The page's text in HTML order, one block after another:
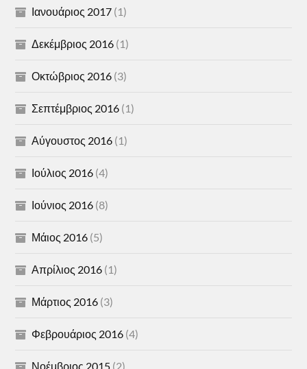
Ιανουάριος 2017 (1)
Δεκέμβριος 2016 (1)
Οκτώβριος 2016 (3)
Σεπτέμβριος 2016 (1)
Αύγουστος 2016 (1)
Ιούλιος 2016 (4)
Ιούνιος 2016 (8)
Μάιος 2016 (5)
Απρίλιος 2016 (1)
Μάρτιος 2016 (3)
Φεβρουάριος 2016 (4)
Νοέμβριος 2015 (2)